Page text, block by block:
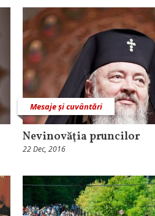
Mesaje și cuvântări
Nevinovăţia pruncilor
22 Dec, 2016